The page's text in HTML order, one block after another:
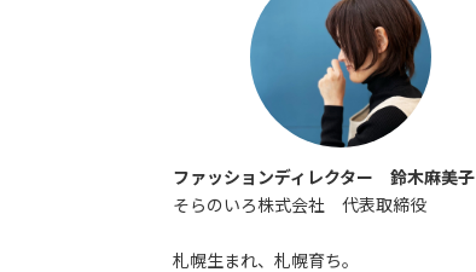
ファッションディレクター 鈴木麻美子
そらのいろ株式会社 代表取締役
札幌生まれ、札幌育ち。